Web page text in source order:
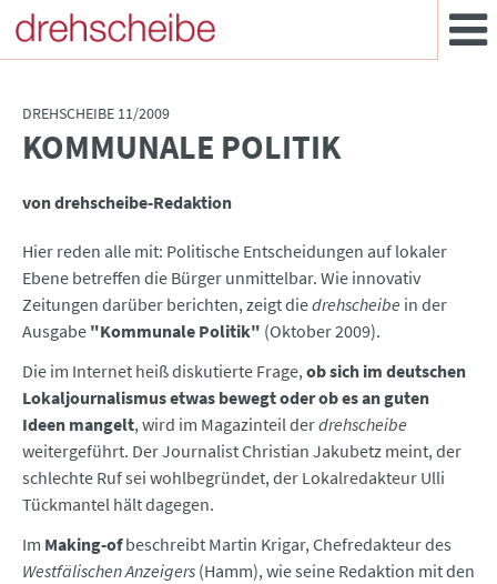
DREHSCHEIBE 11/2009
:KOMMUNALE POLITIK
von drehscheibe-Redaktion
Hier reden alle mit: Politische Entscheidungen auf lokaler
Ebene betreffen die Bürger unmittelbar. Wie innovativ
Zeitungen darüber berichten, zeigt diedrehscheibe in der
Ausgabe "Kommunale Politik" (Oktober 2009).
Die im Internet heiß diskutierte Frage,ob sich im deutschen
Lokaljournalismus etwas bewegt oder ob es an guten
Ideen mangelt, wird im Magazinteil derdrehscheibe
weitergeführt. Der Journalist Christian Jakubetz meint, der
schlechte Ruf sei wohlbegründet, der Lokalredakteur Ulli
Tückmantel hält dagegen.
Im Making-ofbeschreibt Martin Krigar, Chefredakteur des
Westfälischen Anzeigers (Hamm), wie seine Redaktion mit den